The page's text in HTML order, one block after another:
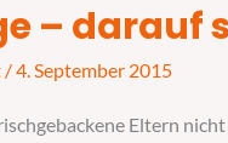
– darauf
/4. September 2015
Eltern